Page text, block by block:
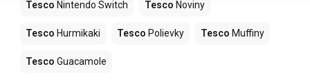
Tesco Nintendo Switch Tesco Noviny
Tesco Hurmikaki Tesco Polievky Tesco Muffiny
Tesco Guacamole